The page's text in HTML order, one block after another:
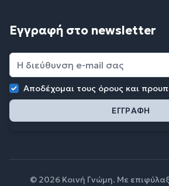
Εγγραφή στο newsletter
Αποδέχομαι τους όρους και
© 2026 Κοινή Γνώμη. Με